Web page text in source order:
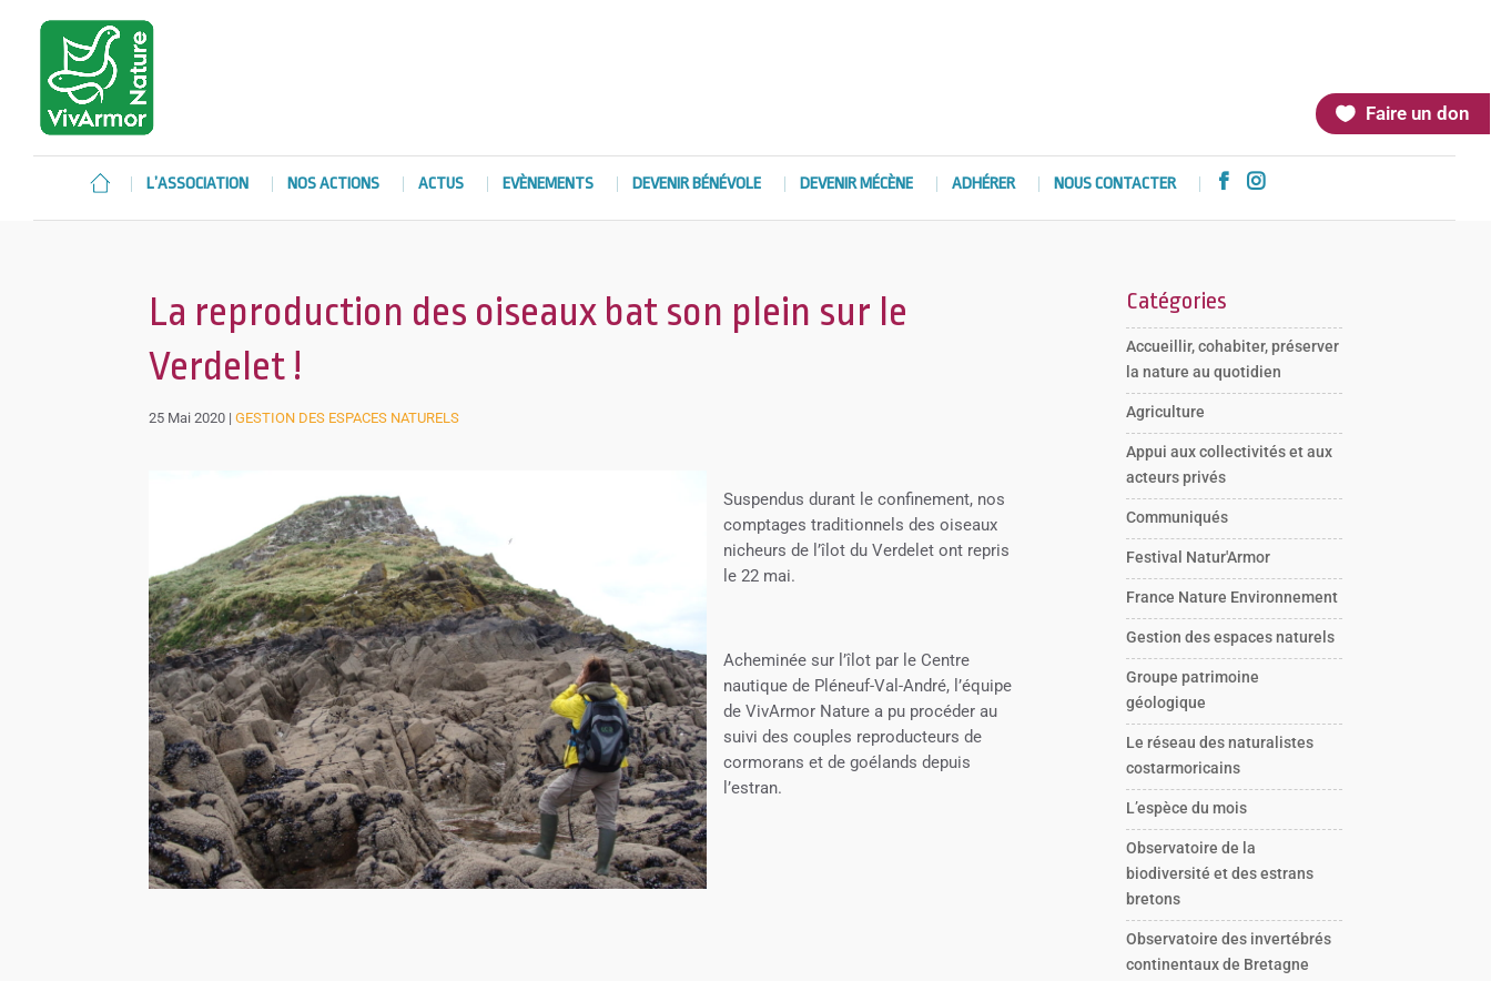
Faire un don
L’ASSOCIATION NOS ACTIONS ACTUS EVÈNEMENTS DEVENIR BÉNÉVOLE DEVENIR MÉCÈNE ADHÉRER NOUS CONTACTER  
La reproduction des oiseaux bat son plein sur le
Verdelet !
25 Mai 2020 |GESTION DES ESPACES NATURELS
Suspendus durant le confinement, nos
comptages traditionnels des oiseaux
nicheurs de l’îlot du Verdelet ont repris
le 22 mai.
Acheminée sur l’îlot par le Centre
nautique de Pléneuf-Val-André, l’équipe
de VivArmor Nature a pu procéder au
suivi des couples reproducteurs de
cormorans et de goélands depuis
l’estran.
Catégories
Accueillir, cohabiter, préserver
la nature au quotidien
Agriculture
Appui aux collectivités et aux
acteurs privés
Communiqués
Festival Natur'Armor
France Nature Environnement
Gestion des espaces naturels
Groupe patrimoine
géologique
Le réseau des naturalistes
costarmoricains
L’espèce du mois
Observatoire de la
biodiversité et des estrans
bretons
Observatoire des invertébrés
continentaux de Bretagne